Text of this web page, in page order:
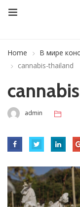
Home В мире
cannabis-thailand
admin